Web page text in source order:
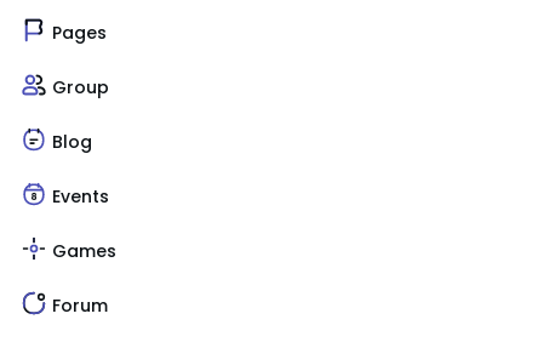
Pages
Group
Blog
Events
Games
Forum